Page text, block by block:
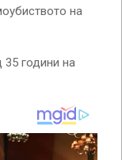
на
35 години на